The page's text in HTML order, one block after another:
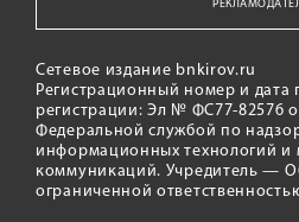
Сетевое издание bnkirov.ru
Регистрационный номер и дата
регистрации: Эл № ФС77-82576
Федеральной службой по
информационных технологий и
коммуникаций. Учредитель —
ограниченной